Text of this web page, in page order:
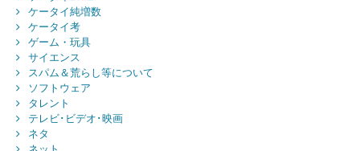
ケータイ純増数
ケータイ考
ゲーム・玩具
サイエンス
スパム＆荒らし等について
ソフトウェア
タレント
テレビ･ビデオ･映画
ネタ